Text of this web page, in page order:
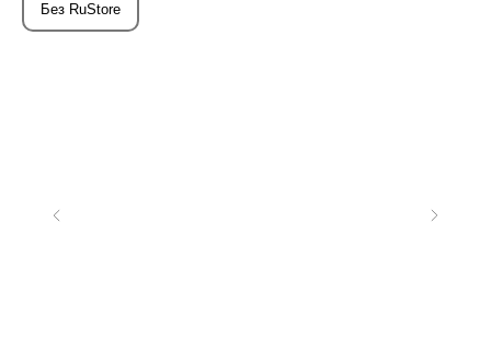
Без RuStore